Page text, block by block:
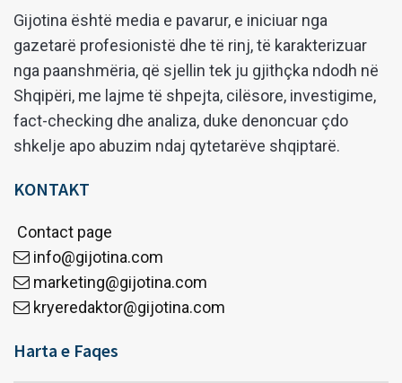
Gijotina është media e pavarur, e iniciuar nga
gazetarë profesionistë dhe të rinj, të karakterizuar
nga paanshmëria, që sjellin tek ju gjithçka ndodh në
Shqipëri, me lajme të shpejta, cilësore, investigime,
fact-checking dhe analiza, duke denoncuar çdo
shkelje apo abuzim ndaj qytetarëve shqiptarë.
KONTAKT
Contact page
info@gijotina.com
marketing@gijotina.com
kryeredaktor@gijotina.com
Harta e Faqes